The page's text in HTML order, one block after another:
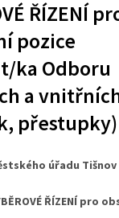
ŘÍZENÍ
pozice
ka Odboru
a
přestupky)
úřadu Tišnov
ŘÍZENÍpro